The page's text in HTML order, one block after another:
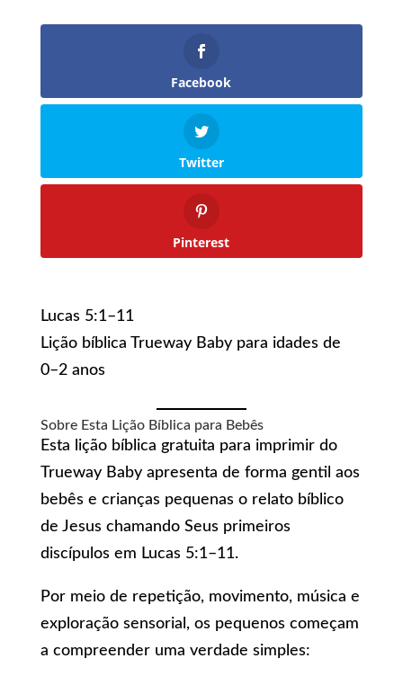
Facebook
Twitter
Pinterest
Lucas 5:1–11
Lição bíblica Trueway Baby para idades de
0–2 anos
Sobre Esta Lição Bíblica para Bebês
Esta lição bíblica gratuita para imprimir do
Trueway Baby apresenta de forma gentil aos
bebês e crianças pequenas o relato bíblico
de Jesus chamando Seus primeiros
discípulos em Lucas 5:1–11.
Por meio de repetição, movimento, música e
exploração sensorial, os pequenos começam
a compreender uma verdade simples: